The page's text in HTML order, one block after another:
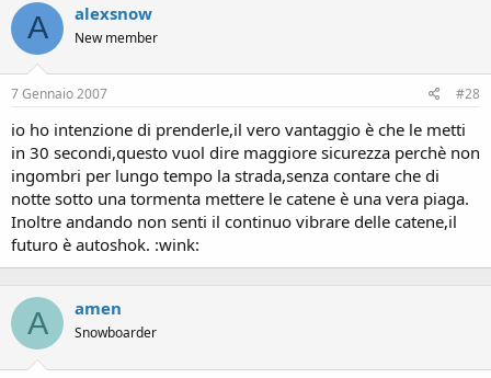
A alexsnow
New member
7 Gennaio 2007 #28
io ho intenzione di prenderle,il vero vantaggio è che le metti
in 30 secondi,questo vuol dire maggiore sicurezza perchè non
ingombri per lungo tempo la strada,senza contare che di
notte sotto una tormenta mettere le catene è una vera piaga.
Inoltre andando non senti il continuo vibrare delle catene,il
futuro è autoshok. :wink:
A amen
Snowboarder